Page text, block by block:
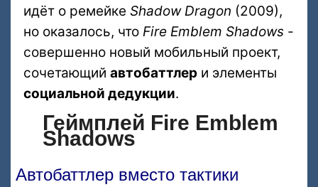
идёт о ремейке Shadow Dragon (2009),
но оказалось, что Fire Emblem Shadows -
совершенно новый мобильный проект,
сочетающий автобаттлер и элементы
социальной дедукции.
Геймплей Fire Emblem
Shadows
Автобаттлер вместо тактики